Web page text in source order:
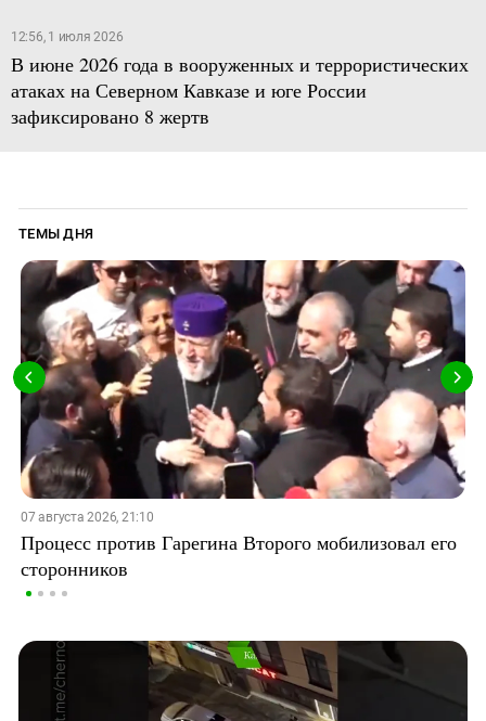
12:56, 1 июля 2026
В июне 2026 года в вооруженных и террористических
атаках на Северном Кавказе и юге России
зафиксировано 8 жертв
ТЕМЫ ДНЯ
07 августа 2026, 21:10
Процесс против Гарегина Второго мобилизовал его
сторонников